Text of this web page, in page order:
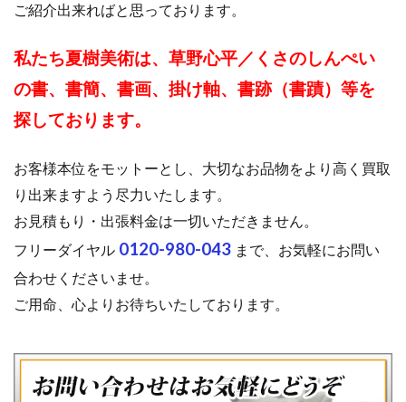
ご紹介出来ればと思っております。
私たち夏樹美術は、草野心平／くさのしんぺい
の書、書簡、書画、掛け軸、書跡（書蹟）等を
探しております。
お客様本位をモットーとし、大切なお品物をより高く買取
り出来ますよう尽力いたします。
お見積もり・出張料金は一切いただきません。
フリーダイヤル 0120-980-043 まで、お気軽にお問い
合わせくださいませ。
ご用命、心よりお待ちいたしております。